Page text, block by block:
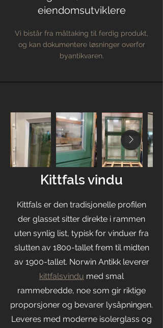
eiendomsutviklere
Vi bistår fra måltaking til ferdig produkt,
og kan dokumentere løsninger overfor
byantikvaren.
Kittfals vindu
Kittfals er den tradisjonelle profilen
der glasset sitter direkte i rammen
uten synlig list, typisk for vinduer fra
slutten av 1800-tallet frem til midten
av 1900-tallet. Norwin Antikk leverer
kittfalsvindu med smal
rammebredde, noe som gir riktige
proporsjoner og bevarer lysåpningen.
Leveres med moderne isolerglass og